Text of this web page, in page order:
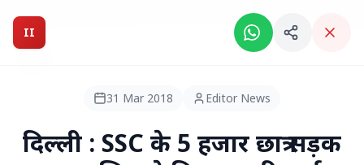
Breaking News: Intelligent India Magazine is now live.
II
HEADLINES
II
31 Mar 2018 Editor News
दिल्ली : SSC के 5 हजार छात्र सड़क